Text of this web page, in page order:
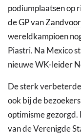
podiumplaatsen op
de GP van
wereldkampioen
Piastri. Na Mexico
nieuwe WK-leider
De sterk
ook bij de
optimisme gezorgd.
van de Verenigde